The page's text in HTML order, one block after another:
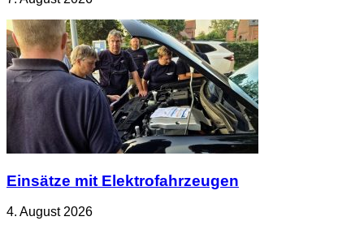
Einsätze mit Elektrofahrzeugen
4. August 2026